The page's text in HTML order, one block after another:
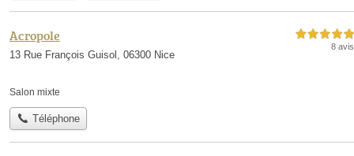
Acropole
13 Rue François Guisol, 06300 Nice
5,0 étoiles sur 5
8 avis
Salon mixte
Téléphone